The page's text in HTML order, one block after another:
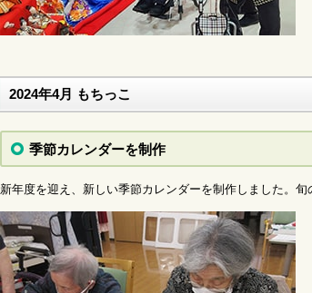
2024年4月 もちっこ
季節カレンダーを制作
新年度を迎え、新しい季節カレンダーを制作しました。